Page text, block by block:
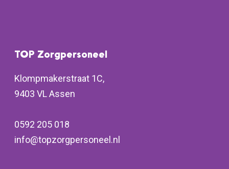
TOP Zorgpersoneel
Klompmakerstraat 1C,
9403 VL Assen
0592 205 018
info@topzorgpersoneel.nl